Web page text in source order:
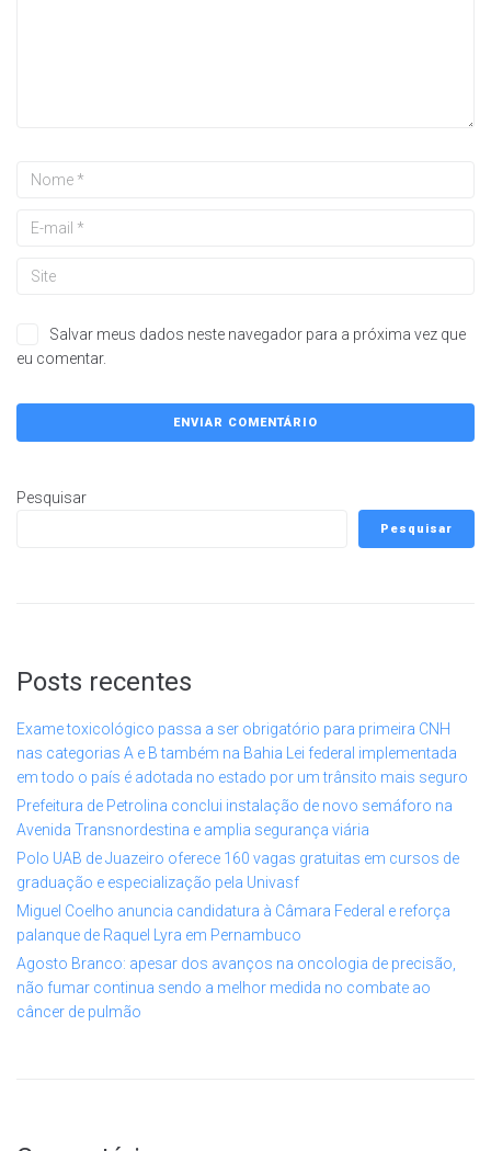
Salvar meus dados neste navegador para a próxima vez que
eu comentar.
Pesquisar
Pesquisar
Posts recentes
Exame toxicológico passa a ser obrigatório para primeira CNH
nas categorias A e B também na Bahia Lei federal implementada
em todo o país é adotada no estado por um trânsito mais seguro
Prefeitura de Petrolina conclui instalação de novo semáforo na
Avenida Transnordestina e amplia segurança viária
Polo UAB de Juazeiro oferece 160 vagas gratuitas em cursos de
graduação e especialização pela Univasf
Miguel Coelho anuncia candidatura à Câmara Federal e reforça
palanque de Raquel Lyra em Pernambuco
Agosto Branco: apesar dos avanços na oncologia de precisão,
não fumar continua sendo a melhor medida no combate ao
câncer de pulmão